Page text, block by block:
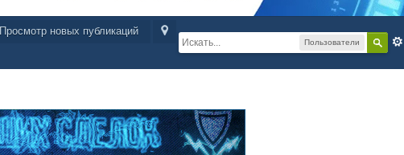
Пользователи
Просмотр новых публикаций